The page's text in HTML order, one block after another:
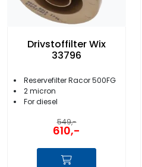
Drivstoffilter Wix
33796
Reservefilter Racor 500FG
2 micron
For diesel
549,-
610,-